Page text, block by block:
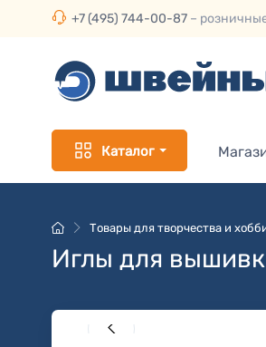
+7 (495) 744-00-87 –
Каталог
Товары для творчества и
Иглы для